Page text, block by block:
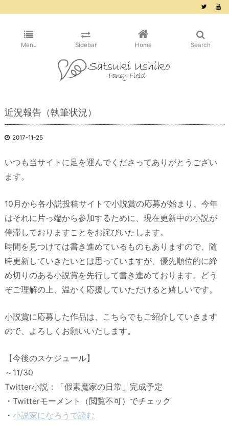
Menu Sidebar Home Search
近況報告（執筆状況）
2017-11-25
いつも当サイトに足を運んでくださってありがとうござい
ます。
10月から各小説投稿サイトで小説賞の応募が始まり、今年
はそれに片っ端から参加するために、現在更新中の小説が
停滞しておりますことをお詫びいたします。
時間を見つけては書き進めているものもありますので、随
時更新していきたいとは思っていますが、優先順位的に締
め切りのある小説賞を先行して書き進めております。どう
ぞご理解の上、温かく応援していただけると嬉しいです。
小説賞に応募した作品は、こちらでもご紹介していきます
ので、よろしくお願いいたします。
【今後のスケジュール】
～11/30
Twitter小説：「假素魔家の日常」完成予定
・Twitterモーメント（閲覧不可）でチェック
・ 小説家になろうで読む